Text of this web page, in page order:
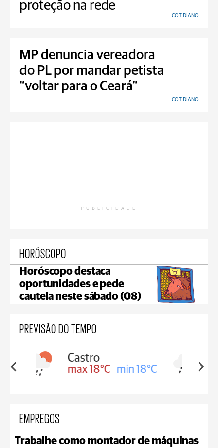
proteção na rede
COTIDIANO
MP denuncia vereadora
do PL por mandar petista
“voltar para o Ceará”
COTIDIANO
PUBLICIDADE
HORÓSCOPO
Horóscopo destaca
oportunidades e pede
cautela neste sábado (08)
PREVISÃO DO TEMPO
18°C
Carambeí
max 18°C min 17°C
EMPREGOS
Trabalhe como montador de máquinas